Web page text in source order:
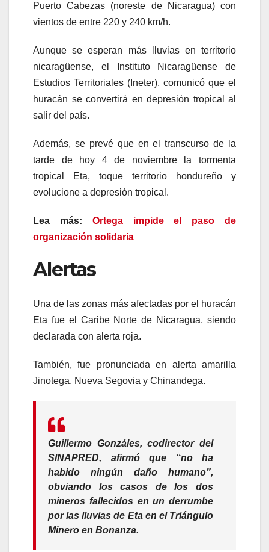
Puerto Cabezas (noreste de Nicaragua) con
vientos de entre 220 y 240 km/h.
Aunque se esperan más lluvias en territorio
nicaragüense, el Instituto Nicaragüense de
Estudios Territoriales (Ineter), comunicó que el
huracán se convertirá en depresión tropical al
salir del país.
Además, se prevé que en el transcurso de la
tarde de hoy 4 de noviembre la tormenta
tropical Eta, toque territorio hondureño y
evolucione a depresión tropical.
Lea más: Ortega impide el paso de
organización solidaria
Alertas
Una de las zonas más afectadas por el huracán
Eta fue el Caribe Norte de Nicaragua, siendo
declarada con alerta roja.
También, fue pronunciada en alerta amarilla
Jinotega, Nueva Segovia y Chinandega.
Guillermo Gonzáles, codirector del
SINAPRED, afirmó que “no ha
habido ningún daño humano”,
obviando los casos de los dos
mineros fallecidos en un derrumbe
por las lluvias de Eta en el Triángulo
Minero en Bonanza.